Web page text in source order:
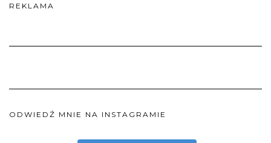
REKLAMA
ODWIEDŹ MNIE NA INSTAGRAMIE